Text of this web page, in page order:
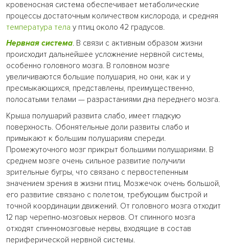
кровеносная система обеспечивает метаболические
процессы достаточным количеством кислорода, и средняя
температура тела у птиц около 42 градусов.
Нервная система. В связи с активным образом жизни
происходит дальнейшее усложнение нервной системы,
особенно головного мозга. В головном мозге
увеличиваются большие полушария, но они, как и у
пресмыкающихся, представлены, преимущественно,
полосатыми телами — разрастаниями дна переднего мозга.
Крыша полушарий развита слабо, имеет гладкую
поверхность. Обонятельные доли развиты слабо и
примыкают к большим полушариям спереди.
Промежуточного мозг прикрыт большими полушариями. В
среднем мозге очень сильное развитие получили
зрительные бугры, что связано с первостепенным
значением зрения в жизни птиц. Мозжечок очень большой,
его развитие связано с полетом, требующим быстрой и
точной координации движений. От головного мозга отходит
12 пар черепно-мозговых нервов. От спинного мозга
отходят спинномозговые нервы, входящие в состав
периферической нервной системы.